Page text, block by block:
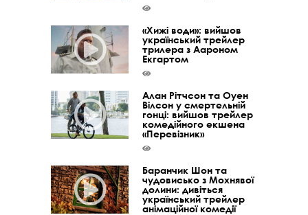
«Хижі води»: вийшов
український трейлер
трилера з Аароном
Екгартом
Алан Рітчсон та Оуен
Вілсон у смертельній
гонці: вийшов трейлер
комедійного екшена
«Перевізник»
Баранчик Шон та
чудовисько з Мохнявої
долини: дивіться
український трейлер
анімаційної комедії